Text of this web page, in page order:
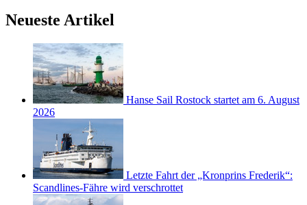
Neueste Artikel
Hanse Sail Rostock startet am 6. August
2026
Letzte Fahrt der „Kronprins Frederik“:
Scandlines-Fähre wird verschrottet